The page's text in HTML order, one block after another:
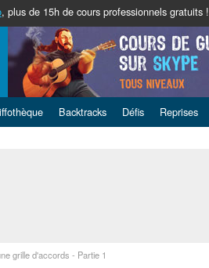
, plus de 15h de cours professionnels gratuits !
Backtracks Défis Reprises
grille d'accords - Partie 1